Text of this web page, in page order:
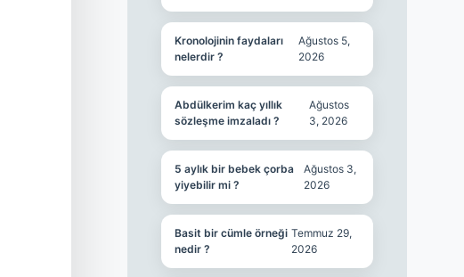
Kronolojinin faydaları
nelerdir ?
Ağustos 5,
2026
Abdülkerim kaç yıllık
sözleşme imzaladı ?
Ağustos
3, 2026
5 aylık bir bebek çorba
yiyebilir mi ?
Ağustos 3,
2026
Basit bir cümle örneği
nedir ?
Temmuz 29,
2026